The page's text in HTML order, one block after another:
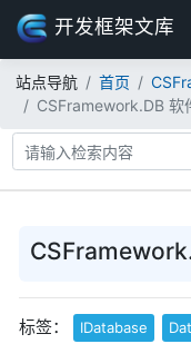
开发框架文库
站点导航 首页
CSFramework.DB 软
标签： IDatabase